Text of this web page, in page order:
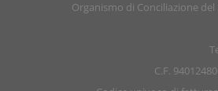
Organismo di Conciliazione
C.F.